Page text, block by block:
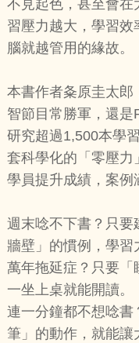
不見起色，甚至會在
習壓力越大，學習
腦就越管用的緣故。
本書作者夈原圭太郎
智節目常勝軍，還
研究超過1,500本學
套科學化的「零壓力
學員提升成績，案例
週末唸不下書？只要
牆壁」的慣例，學習
萬年拖延症？只要「
一坐上桌就能開讀。
連一分鐘都不想唸書
筆」的動作，就能讓